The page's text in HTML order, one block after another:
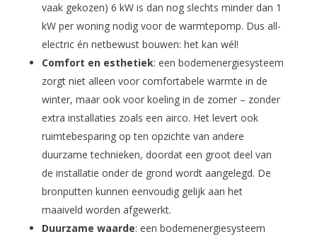
vaak gekozen) 6 kW is dan nog slechts minder dan 1
kW per woning nodig voor de warmtepomp. Dus all-
electric én netbewust bouwen: het kan wél!
Comfort en esthetiek: een bodemenergiesysteem
zorgt niet alleen voor comfortabele warmte in de
winter, maar ook voor koeling in de zomer – zonder
extra installaties zoals een airco. Het levert ook
ruimtebesparing op ten opzichte van andere
duurzame technieken, doordat een groot deel van
de installatie onder de grond wordt aangelegd. De
bronputten kunnen eenvoudig gelijk aan het
maaiveld worden afgewerkt.
Duurzame waarde: een bodemenergiesysteem